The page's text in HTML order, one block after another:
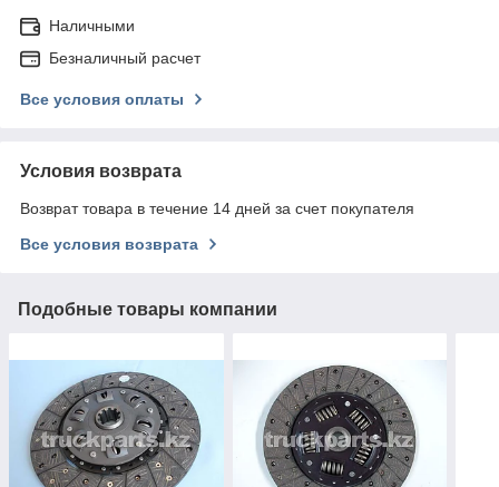
Наличными
Безналичный расчет
Все условия оплаты
Условия возврата
Возврат товара в течение 14 дней за счет покупателя
Все условия возврата
Подобные товары компании